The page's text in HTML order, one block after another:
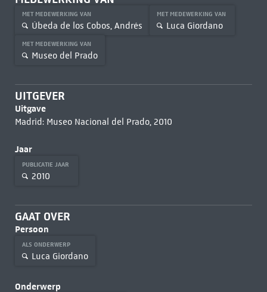
MET MEDEWERKING VAN
Úbeda de los Cobos, Andrés
MET MEDEWERKING VAN
Luca Giordano
MET MEDEWERKING VAN
Museo del Prado
UITGEVER
Uitgave
Madrid: Museo Nacional del Prado, 2010
Jaar
PUBLICATIE JAAR
2010
GAAT OVER
Persoon
ALS ONDERWERP
Luca Giordano
Onderwerp